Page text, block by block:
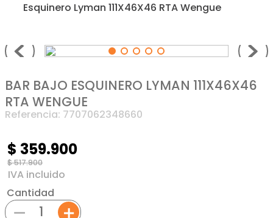
Esquinero Lyman 111X46X46 RTA Wengue
BAR BAJO ESQUINERO LYMAN 111X46X46
RTA WENGUE
Referencia: 7707062348660
$517.900
$ 359.900
Cantidad
＋
－